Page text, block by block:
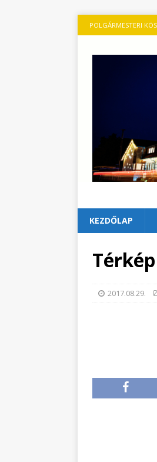
POLGÁRMESTERI
KEZDŐLAP
Térkép
2017.08.29.